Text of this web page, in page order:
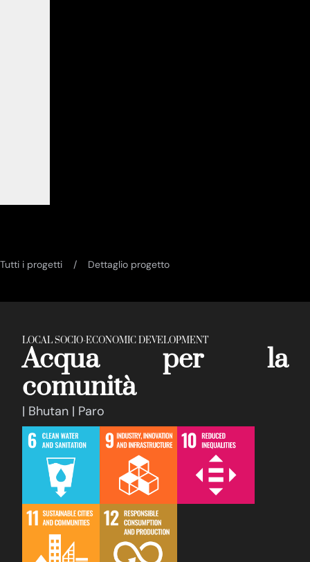
Tutti i progetti Dettaglio progetto
LOCAL SOCIO-ECONOMIC DEVELOPMENT
Acqua per la
comunità
| Bhutan | Paro